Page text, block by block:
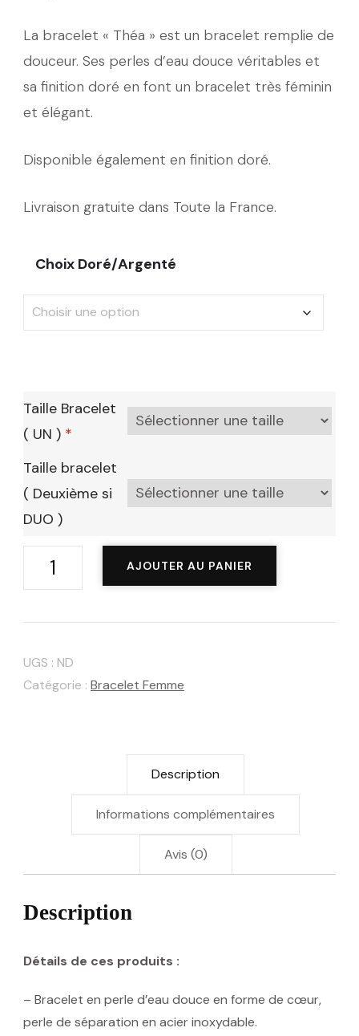
La bracelet « Théa » est un bracelet remplie de
douceur. Ses perles d’eau douce véritables et
sa finition doré en font un bracelet très féminin
et élégant.
Disponible également en finition doré.
Livraison gratuite dans Toute la France.
Choix Doré/Argenté
Taille Bracelet
( UN ) *
Taille bracelet
( Deuxième si
DUO )
quantité
AJOUTER AU PANIER
UGS : ND
Catégorie : Bracelet Femme
Description
Informations complémentaires
Avis (0)
Description
Détails de ces produits :
– Bracelet en perle d’eau douce en forme de cœur,
perle de séparation en acier inoxydable.